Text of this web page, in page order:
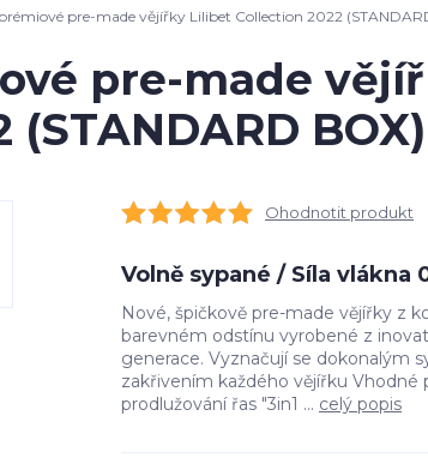
pre-made vějířky Lilibet Collection 2022
pre-made
BOX)
Ohodnotit produkt
Volně sypané / Síla vlákna
Nové, špičkově pre-made vějířky z
barevném odstínu vyrobené z
generace. Vyznačují se
zakřivením každého vějířku
prodlužování řas "3in1 ... celý popis